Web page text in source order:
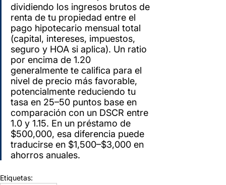
dividiendo los ingresos brutos de
renta de tu propiedad entre el
pago hipotecario mensual total
(capital, intereses, impuestos,
seguro y HOA si aplica). Un ratio
por encima de 1.20
generalmente te califica para el
nivel de precio más favorable,
potencialmente reduciendo tu
tasa en 25–50 puntos base en
comparación con un DSCR entre
1.0 y 1.15. En un préstamo de
$500,000, esa diferencia puede
traducirse en $1,500–$3,000 en
ahorros anuales.
Etiquetas: